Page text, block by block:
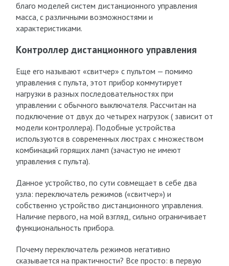
благо моделей систем дистанционного управления
масса, с различными возможностями и
характеристиками.
Контроллер дистанционного управления
Еще его называют «свитчер» с пультом — помимо
управления с пульта, этот прибор коммутирует
нагрузки в разных последовательностях при
управлении с обычного выключателя. Рассчитан на
подключение от двух до четырех нагрузок ( зависит от
модели контроллера). Подобные устройства
используются в современных люстрах с множеством
комбинаций горящих ламп (зачастую не имеют
управления с пульта).
Данное устройство, по сути совмещает в себе два
узла: переключатель режимов («свитчер») и
собственно устройство дистанционного управления.
Наличие первого, на мой взгляд, сильно ограничивает
функциональность прибора.
Почему переключатель режимов негативно
сказывается на практичности? Все просто: в первую